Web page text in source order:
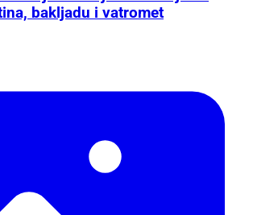
bakljadu i vatromet